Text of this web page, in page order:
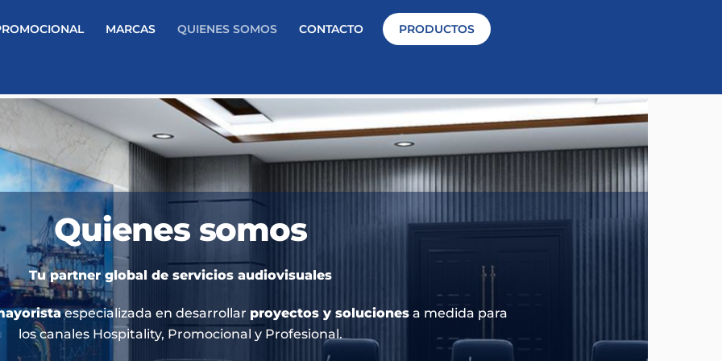
MARCAS QUIENES SOMOS CONTACTO PRODUCTOS
Quienes somos
Tu partner global de servicios audiovisuales
especializada en desarrollar proyectos y soluciones a medida para
los canales Hospitality, Promocional y Profesional.